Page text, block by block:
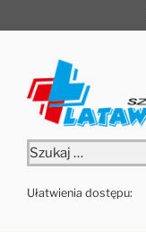
do
Szukaj:
Ułatwienia dostępu: